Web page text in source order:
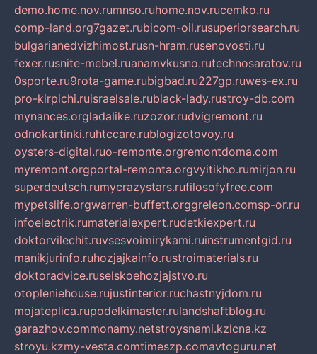
demo.home.nov.rumnso.ruhome.nov.rucemko.ru
comp-land.org7gazet.rubicom-oil.rusuperiorsearch.ru
bulgarianedvizhimost.rusn-hram.rusenovosti.ru
fexer.rusnite-mebel.ruanamvkusno.rutechnosaratov.ru
0sporte.ru9rota-game.rubigbad.ru227gp.ruwes-ex.ru
pro-kirpichi.ruisraelsale.rublack-lady.rustroy-db.com
mynances.orgladalike.ruzozor.rudvigremont.ru
odnokartinki.ruhtccare.rublogizotovoy.ru
oysters-digital.ruo-remonte.orgremontdoma.com
myremont.orgportal-remonta.orgvyitikho.rumirjon.ru
superdeutsch.rumycrazystars.rufilosofyfree.com
mypetslife.orgwarren-buffett.orggreleon.comsp-or.ru
infoelectrik.rumaterialexpert.rudetkiexpert.ru
doktorvilechit.ruvsesvoimirykami.ruinstrumentgid.ru
manikjurinfo.ruhozjajkainfo.rustroimaterials.ru
doktoradvice.ruselskoehozjajstvo.ru
otopleniehouse.rujustinterior.ruchastnyjdom.ru
mojateplica.rupodelkimaster.rulandshaftblog.ru
garazhov.commonamy.netstroysnami.kzlcna.kz
stroyu.kzmy-vesta.comtimeszp.comavtoguru.net